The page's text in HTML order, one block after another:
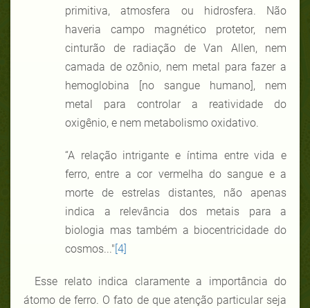
primitiva, atmosfera ou hidrosfera. Não
haveria campo magnético protetor, nem
cinturão de radiação de Van Allen, nem
camada de ozônio, nem metal para fazer a
hemoglobina [no sangue humano], nem
metal para controlar a reatividade do
oxigênio, e nem metabolismo oxidativo.
“A relação intrigante e íntima entre vida e
ferro, entre a cor vermelha do sangue e a
morte de estrelas distantes, não apenas
indica a relevância dos metais para a
biologia mas também a biocentricidade do
cosmos..."[4]
Esse relato indica claramente a importância do
átomo de ferro. O fato de que atenção particular seja